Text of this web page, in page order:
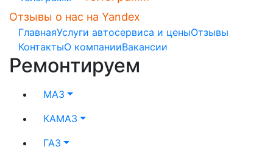
Отзывы о нас на Yandex
ГлавнаяУслуги автосервиса и ценыОтзывы
КонтактыО компанииВакансии
Ремонтируем
МАЗ
КАМАЗ
ГАЗ